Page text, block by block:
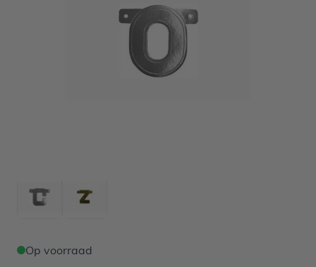
Op voorraad